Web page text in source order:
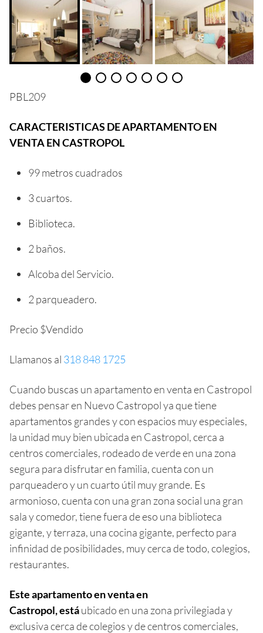
PBL209
CARACTERISTICAS DE APARTAMENTO EN
VENTA EN CASTROPOL
99 metros cuadrados
3 cuartos.
Biblioteca.
2 baños.
Alcoba del Servicio.
2 parqueadero.
Precio $Vendido
Llamanos al 318 848 1725
Cuando buscas un apartamento en venta en Castropol
debes pensar en Nuevo Castropol ya que tiene
apartamentos grandes y con espacios muy especiales,
la unidad muy bien ubicada en Castropol, cerca a
centros comerciales, rodeado de verde en una zona
segura para disfrutar en familia, cuenta con un
parqueadero y un cuarto útil muy grande. Es
armonioso, cuenta con una gran zona social una gran
sala y comedor, tiene fuera de eso una biblioteca
gigante, y terraza, una cocina gigante, perfecto para
infinidad de posibilidades, muy cerca de todo, colegios,
restaurantes.
Este apartamento en venta en
Castropol,estáubicado en una zona privilegiada y
exclusiva cerca de colegios y de centros comerciales,